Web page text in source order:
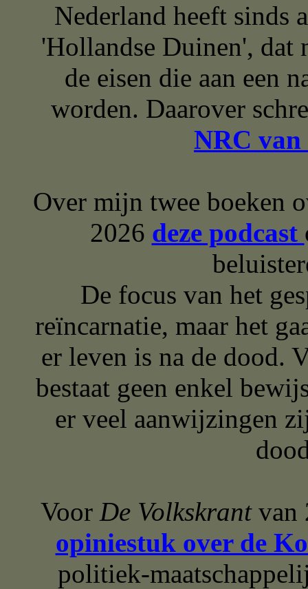
Nederland heeft sinds
'Hollandse Duinen', dat
de eisen die aan een
worden. Daarover
NRC van
Over mijn twee boeken
2026 deze podcast
De focus van het
reïncarnatie, maar het
er leven is na de dood.
bestaat geen enkel
er veel aanwijzingen
Voor De Volkskrantvan
opiniestuk over de
politiek-